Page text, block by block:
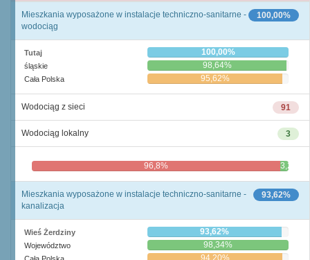
100,00%
Mieszkania wyposażone w instalacje techniczno-sanitarne -
wodociąg
Tutaj 100,00%
śląskie 98,64%
Cała Polska 95,62%
91
Wodociąg z sieci
3
Wodociąg lokalny
96,8% 3,2%
93,62%
Mieszkania wyposażone w instalacje techniczno-sanitarne -
kanalizacja
Wieś Żerdziny 93,62%
Województwo 98,34%
94,20%